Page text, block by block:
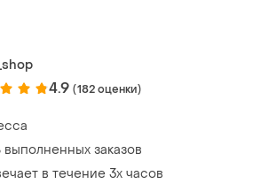
4.9 (182 оценки)
выполненных заказов
в течение 3х часов